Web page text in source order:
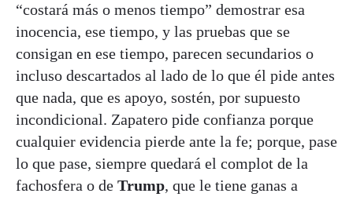
“costará más o menos tiempo” demostrar esa
inocencia, ese tiempo, y las pruebas que se
consigan en ese tiempo, parecen secundarios o
incluso descartados al lado de lo que él pide antes
que nada, que es apoyo, sostén, por supuesto
incondicional. Zapatero pide confianza porque
cualquier evidencia pierde ante la fe; porque, pase
lo que pase, siempre quedará el complot de la
fachosfera o de Trump, que le tiene ganas a